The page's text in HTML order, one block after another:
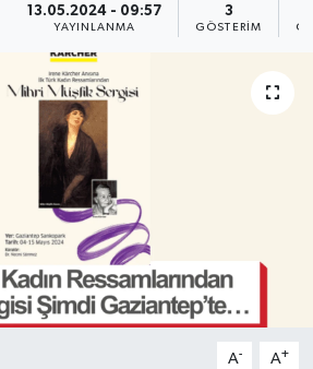
13.05.2024 - 09:57
YAYINLANMA
3
GÖSTERIM
A- A+